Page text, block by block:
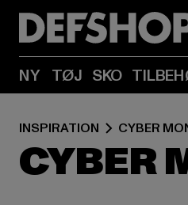
NY TØJ SKO
INSPIRATION CYBER
CYBER